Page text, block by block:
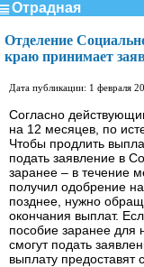
Отрадная
Отделение
краю принимает
Дата публикации: 1 февраля
Согласно
на 12 месяцев, по
Чтобы продлить
подать заявление в
заранее – в течение
получил одобрение
позднее, нужно
окончания выплат.
пособие заранее для
смогут подать
выплату предоставят